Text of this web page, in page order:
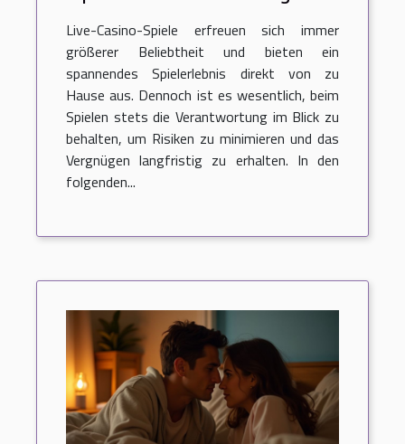
umgeht?
Live-Casino-Spiele erfreuen sich immer
größerer Beliebtheit und bieten ein
spannendes Spielerlebnis direkt von zu
Hause aus. Dennoch ist es wesentlich, beim
Spielen stets die Verantwortung im Blick zu
behalten, um Risiken zu minimieren und das
Vergnügen langfristig zu erhalten. In den
folgenden...